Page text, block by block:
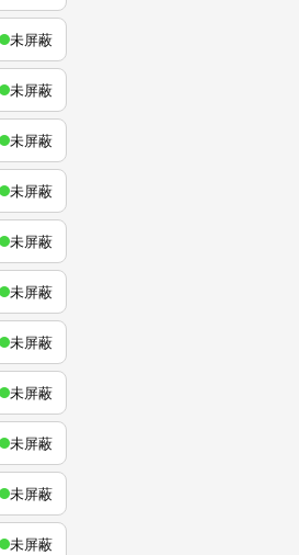
未屏蔽
未屏蔽
未屏蔽
未屏蔽
未屏蔽
未屏蔽
未屏蔽
未屏蔽
未屏蔽
未屏蔽
未屏蔽